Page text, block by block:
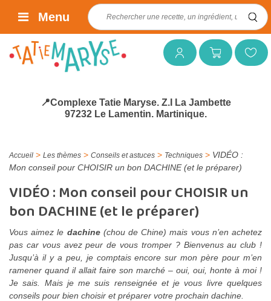
Mon compteMon panierMes favoris
Rechercher :
Menu
📍Complexe Tatie Maryse. Z.I La Jambette
97232 Le Lamentin. Martinique.
Accueil > Les thèmes > Conseils et astuces > Techniques > VIDÉO :
Mon conseil pour CHOISIR un bon DACHINE (et le préparer)
VIDÉO : Mon conseil pour CHOISIR un
bon DACHINE (et le préparer)
Vous aimez le dachine(chou de Chine) mais vous n’en achetez
pas car vous avez peur de vous tromper ? Bienvenus au club !
Jusqu’à il y a peu, je comptais encore sur mon père pour m’en
ramener quand il allait faire son marché – oui, oui, honte à moi !
Je sais. Mais je me suis renseignée et je vous livre quelques
conseils pour bien choisir et préparer votre prochain dachine.